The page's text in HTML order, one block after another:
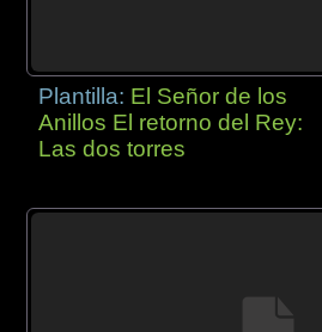
Plantilla: El Señor de los
Anillos El retorno del Rey:
Las dos torres